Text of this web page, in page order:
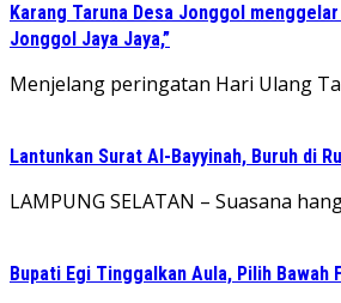
Karang Taruna Desa Jonggol
Jonggol Jaya Jaya,”
‎Menjelang peringatan Hari Ulang
Lantunkan Surat Al-Bayyinah, Buruh di
LAMPUNG SELATAN – Suasana
Bupati Egi Tinggalkan Aula, Pilih